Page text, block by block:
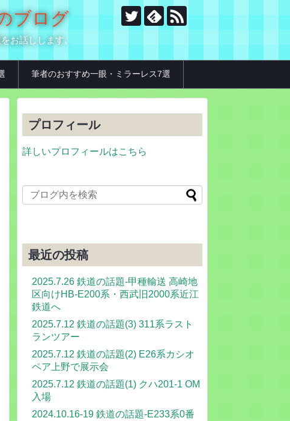
ブログ
お話しします。
筆者のおすすめ一眼・ミラーレス7選
プロフィール
詳しいプロフィールはこちら
最近の投稿
2025.7.26 鉄道の話題-甲種輸送 高崎地
区向けHB-E200系・西武旧2000系近江
鉄道へ
2025.7.12 鉄道の話題(3) 311系ラスト
ランツアー
2025.7.12 鉄道の話題(2) E26系カシオ
ペア上野で展示会
2025.7.12 鉄道の話題(1) クハ201-1 OM
入場
2024.10.16-19 鉄道の話題-E233系0番